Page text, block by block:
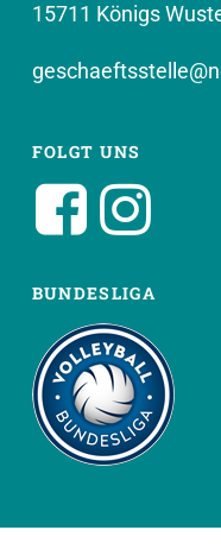
15711 Königs
FOLGT UNS
BUNDESLIGA